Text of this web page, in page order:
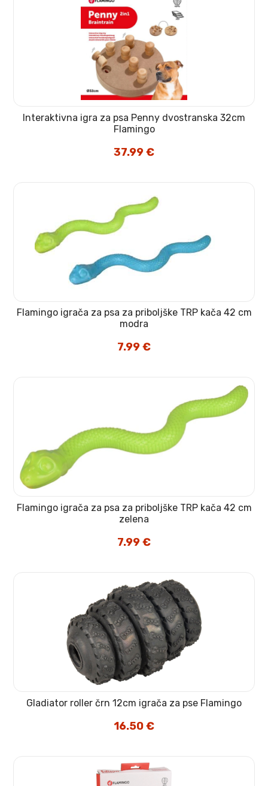
Interaktivna igra za psa Penny dvostranska 32cm
Flamingo
37.99€
Flamingo igrača za psa za priboljške TRP kača 42 cm
modra
7.99€
Flamingo igrača za psa za priboljške TRP kača 42 cm
zelena
7.99€
Gladiator roller črn 12cm igrača za pse Flamingo
16.50€